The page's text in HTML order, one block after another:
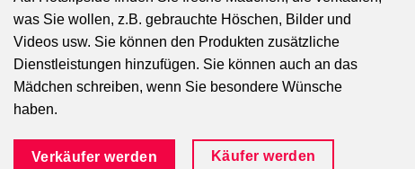
was Sie wollen, z.B. gebrauchte Höschen, Bilder und
Videos usw. Sie können den Produkten zusätzliche
Dienstleistungen hinzufügen. Sie können auch an das
Mädchen schreiben, wenn Sie besondere Wünsche
haben.
Verkäufer werden Käufer werden